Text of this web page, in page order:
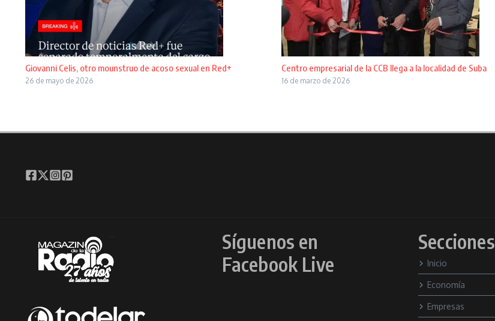
Giovanni Celis, otro mounstruo de acoso sexual en Red+
26 de mayo de 2026
Centro empresarial de la CCB llega a la localidad de Suba
16 de marzo de 2026
Síguenos en
Facebook Live
Secciones
Inicio
Economía
Empresas